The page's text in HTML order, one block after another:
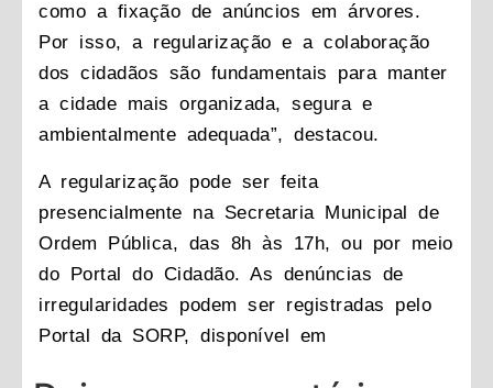
como a fixação de anúncios em árvores.
Por isso, a regularização e a colaboração
dos cidadãos são fundamentais para manter
a cidade mais organizada, segura e
ambientalmente adequada”, destacou.
A regularização pode ser feita
presencialmente na Secretaria Municipal de
Ordem Pública, das 8h às 17h, ou por meio
do Portal do Cidadão. As denúncias de
irregularidades podem ser registradas pelo
Portal da SORP, disponível em